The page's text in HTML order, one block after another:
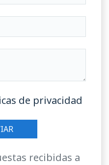
de privacidad
recibidas a